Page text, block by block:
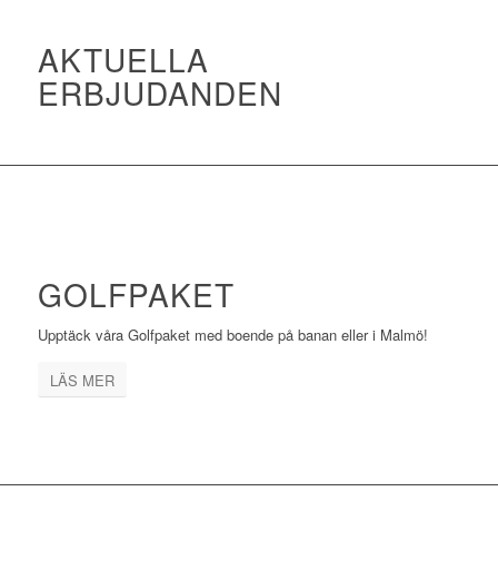
AKTUELLA
ERBJUDANDEN
GOLFPAKET
Upptäck våra Golfpaket med boende på banan eller i Malmö!
LÄS MER